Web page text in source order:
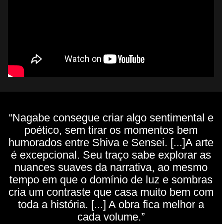
“Nagabe consegue criar algo sentimental e
poético, sem tirar os momentos bem
humorados entre Shiva e Sensei. [...]A arte
é excepcional. Seu traço sabe explorar as
nuances suaves da narrativa, ao mesmo
tempo em que o domínio de luz e sombras
cria um contraste que casa muito bem com
toda a história. [...] A obra fica melhor a
cada volume.”